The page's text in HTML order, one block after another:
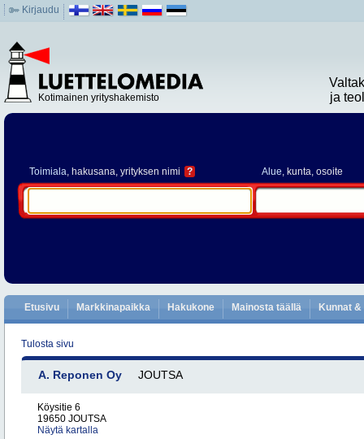
Kirjaudu
Kotimainen yrityshakemisto
ja
Toimiala, hakusana, yrityksen nimi ? Alue, kunta, osoite
Etusivu Markkinapaikka Hakukone Mainosta täällä Kunnat
Tulosta sivu
A. Reponen Oy JOUTSA
Köysitie 6
19650 JOUTSA
Näytä kartalla